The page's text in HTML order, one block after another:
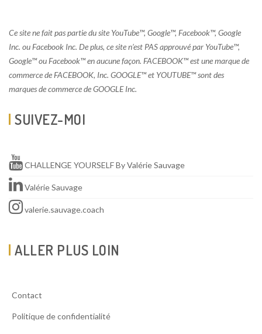
Ce site ne fait pas partie du site YouTube™, Google™, Facebook™, Google
Inc. ou Facebook Inc. De plus, ce site n’est PAS approuvé par YouTube™,
Google™ ou Facebook™ en aucune façon. FACEBOOK™ est une marque de
commerce de FACEBOOK, Inc. GOOGLE™ et YOUTUBE™ sont des
marques de commerce de GOOGLE Inc.
SUIVEZ-MOI
CHALLENGE YOURSELF By Valérie Sauvage
Valérie Sauvage
valerie.sauvage.coach
ALLER PLUS LOIN
Contact
Politique de confidentialité